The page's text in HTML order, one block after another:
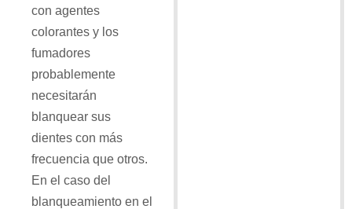
con agentes
colorantes y los
fumadores
probablemente
necesitarán
blanquear sus
dientes con más
frecuencia que otros.
En el caso del
blanqueamiento en el